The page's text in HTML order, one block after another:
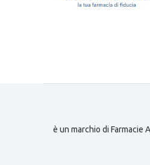
è un marchio di Farmacie